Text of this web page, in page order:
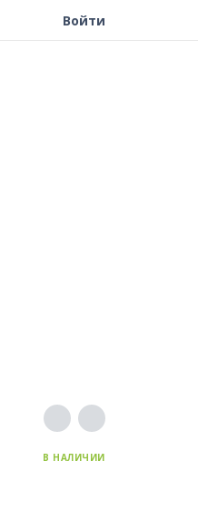
Войти
В НАЛИЧИИ